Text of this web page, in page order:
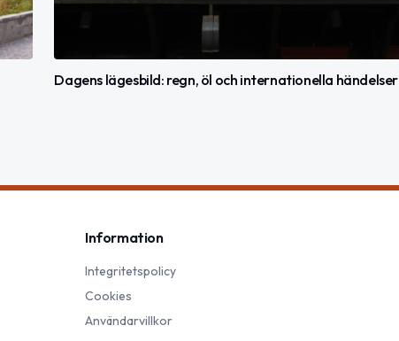
Dagens lägesbild: regn, öl och internationella händelser
Information
Integritetspolicy
Cookies
Användarvillkor